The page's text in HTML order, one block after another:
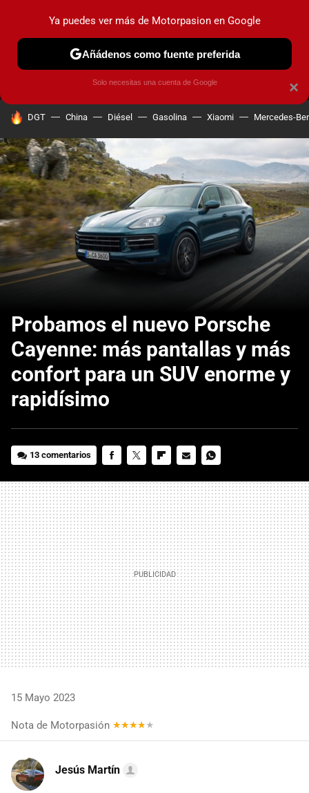
MENÚ NUEVO
COCHES ELÉCTRICOS OBSERVATORIO
HOY SE HABLA DE
DGT China Diésel Gasolina Xiaomi Mercedes-
Probamos el nuevo Porsche
Cayenne: más pantallas y más
confort para un SUV enorme y
rapidísimo
13 comentarios
MAIL
15 Mayo 2023
Nota de Motorpasión
Jesús Martín
×
Ya puedes ver más de Motorpasion en Google
Añádenos como fuente preferida
Solo necesitas una cuenta de Google